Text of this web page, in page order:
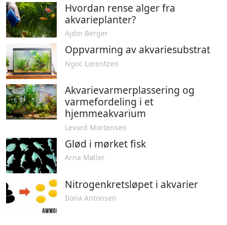
Hvordan rense alger fra
akvarieplanter?
Ajdin Berger
Oppvarming av akvariesubstrat
Ngoc Lorentzen
Akvarievarmerplassering og
varmefordeling i et
hjemmeakvarium
Levord Mortensen
Glød i mørket fisk
Arna Møller
Nitrogenkretsløpet i akvarier
Ilona Antonsen